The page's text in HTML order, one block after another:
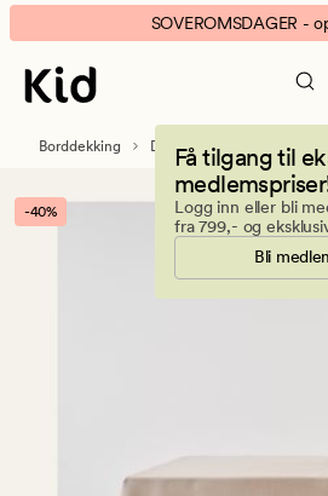
Polly
duk
beige
banner.
Klikk
ESCAPE
pause.
SOVEROMSDAGER -
Få tilgang til
Logg inn eller bli
fra 799,- og
Bli
Borddekking Duker
-40%